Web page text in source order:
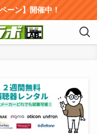
ーン】開催中！